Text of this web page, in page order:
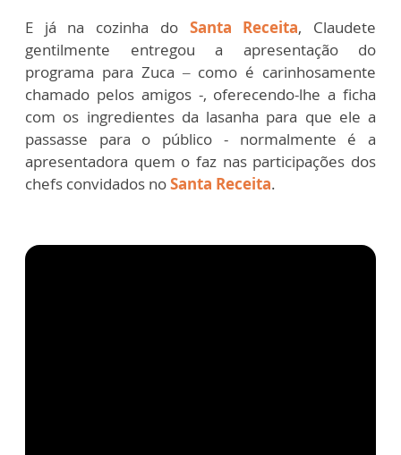
E já na cozinha do Santa Receita, Claudete
gentilmente entregou a apresentação do
programa para Zuca – como é carinhosamente
chamado pelos amigos -, oferecendo-lhe a ficha
com os ingredientes da lasanha para que ele a
passasse para o público - normalmente é a
apresentadora quem o faz nas participações dos
chefs convidados noSanta Receita.